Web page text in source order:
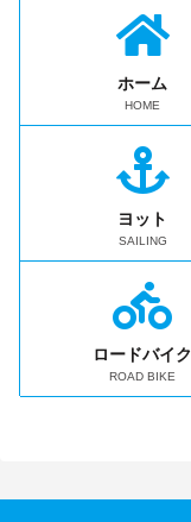
ホーム
HOME
ヨット
SAILING
ロードバイク
ROAD BIKE